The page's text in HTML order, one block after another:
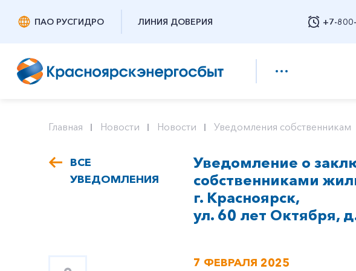
ПАО РУСГИДРО ЛИНИЯ ДОВЕРИЯ +7-
Заказать
Главная Новости Новости Уведомления собственникам
ВСЕ
УВЕДОМЛЕНИЯ
Уведомление о
собственниками
г. Красноярск,
ул. 60 лет Октября,
7 ФЕВРАЛЯ 2025